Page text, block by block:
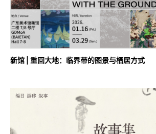
新馆 | 重回大地：临界带的图景与栖居方式